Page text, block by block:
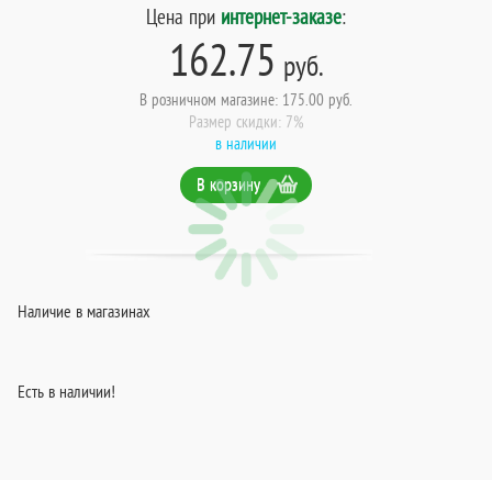
Цена при интернет-заказе:
162.75 руб.
В розничном магазине: 175.00 руб.
Размер скидки: 7%
в наличии
В корзину
Наличие в магазинах
Есть в наличии!